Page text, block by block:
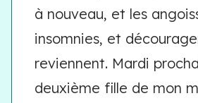
à nouveau, et les
insomnies, et
reviennent. Mardi
deuxième fille de mon